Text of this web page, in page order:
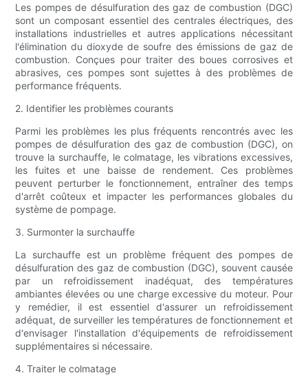
Les pompes de désulfuration des gaz de combustion (DGC)
sont un composant essentiel des centrales électriques, des
installations industrielles et autres applications nécessitant
l'élimination du dioxyde de soufre des émissions de gaz de
combustion. Conçues pour traiter des boues corrosives et
abrasives, ces pompes sont sujettes à des problèmes de
performance fréquents.
2. Identifier les problèmes courants
Parmi les problèmes les plus fréquents rencontrés avec les
pompes de désulfuration des gaz de combustion (DGC), on
trouve la surchauffe, le colmatage, les vibrations excessives,
les fuites et une baisse de rendement. Ces problèmes
peuvent perturber le fonctionnement, entraîner des temps
d'arrêt coûteux et impacter les performances globales du
système de pompage.
3. Surmonter la surchauffe
La surchauffe est un problème fréquent des pompes de
désulfuration des gaz de combustion (DGC), souvent causée
par un refroidissement inadéquat, des températures
ambiantes élevées ou une charge excessive du moteur. Pour
y remédier, il est essentiel d'assurer un refroidissement
adéquat, de surveiller les températures de fonctionnement et
d'envisager l'installation d'équipements de refroidissement
supplémentaires si nécessaire.
4. Traiter le colmatage